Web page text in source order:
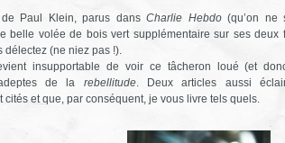
de Paul Klein, parus dansCharlie Hebdo(qu’on ne
belle volée de bois vert supplémentaire sur ses deux
délectez (ne niez pas !).
insupportable de voir ce tâcheron loué (et
de la rebellitude. Deux articles aussi
cités et que, par conséquent, je vous livre tels quels.